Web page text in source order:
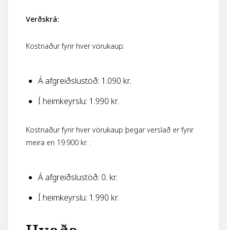
Verðskrá:
Kostnaður fyrir hver vörukaup:
Á afgreiðslustöð: 1.090 kr.
Í heimkeyrslu: 1.990 kr.
Kostnaður fyrir hver vörukaup þegar verslað er fyrir
meira en 19.900 kr. :
Á afgreiðslustöð: 0. kr.
Í heimkeyrslu: 1.990 kr.